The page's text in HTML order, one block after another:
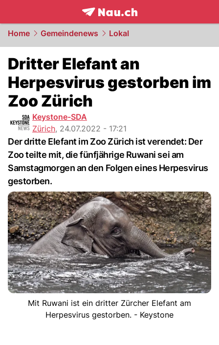
frontpage.NAU.ch
Home Gemeindenews Lokal
Dritter Elefant an
Herpesvirus gestorben im
Zoo Zürich
Keystone-SDA
Zürich, 24.07.2022 - 17:21
Der dritte Elefant im Zoo Zürich ist verendet: Der
Zoo teilte mit, die fünfjährige Ruwani sei am
Samstagmorgen an den Folgen eines Herpesvirus
gestorben.
Mit Ruwani ist ein dritter Zürcher Elefant am
Herpesvirus gestorben. - Keystone